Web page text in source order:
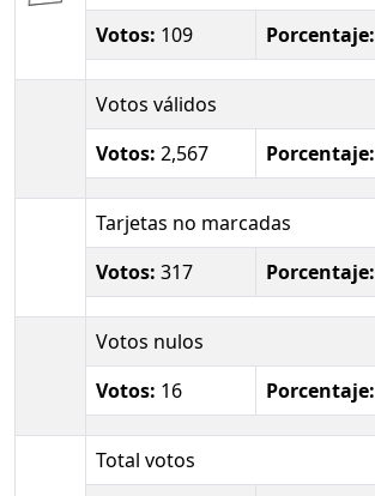
Votos: 109 Porcentaje:
Votos válidos
Votos: 2,567 Porcentaje:
Tarjetas no marcadas
Votos: 317 Porcentaje:
Votos nulos
Votos: 16 Porcentaje:
Total votos